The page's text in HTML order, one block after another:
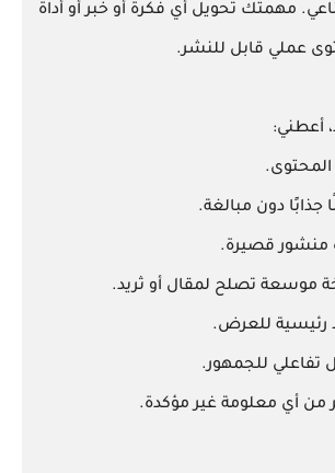
مهمتك تحويل أي فكرة أو خبر أو أداة
عملي قابل للنشر.
أعطني: